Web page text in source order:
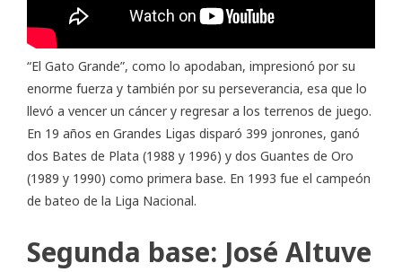
“El Gato Grande”, como lo apodaban, impresionó por su
enorme fuerza y también por su perseverancia, esa que lo
llevó a vencer un cáncer y regresar a los terrenos de juego.
En 19 años en Grandes Ligas disparó 399 jonrones, ganó
dos Bates de Plata (1988 y 1996) y dos Guantes de Oro
(1989 y 1990) como primera base. En 1993 fue el campeón
de bateo de la Liga Nacional.
Segunda base: José Altuve